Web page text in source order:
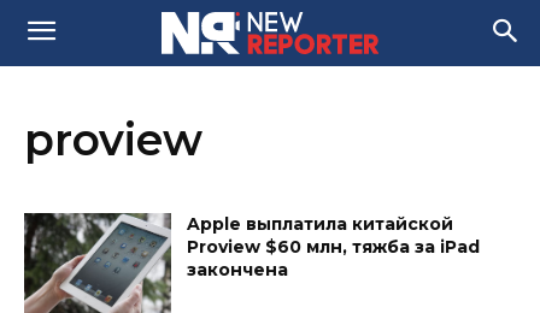
proview
Apple выплатила китайской
Proview $60 млн, тяжба за iPad
закончена